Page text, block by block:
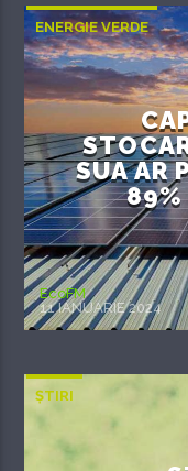
ENERGIE VERDE
SUA AR
89%
EcoFM
11 IANUARIE 2024
ȘTIRI